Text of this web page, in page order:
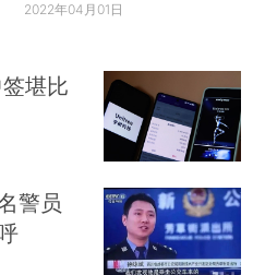
2022年04月01日
堪比
警员